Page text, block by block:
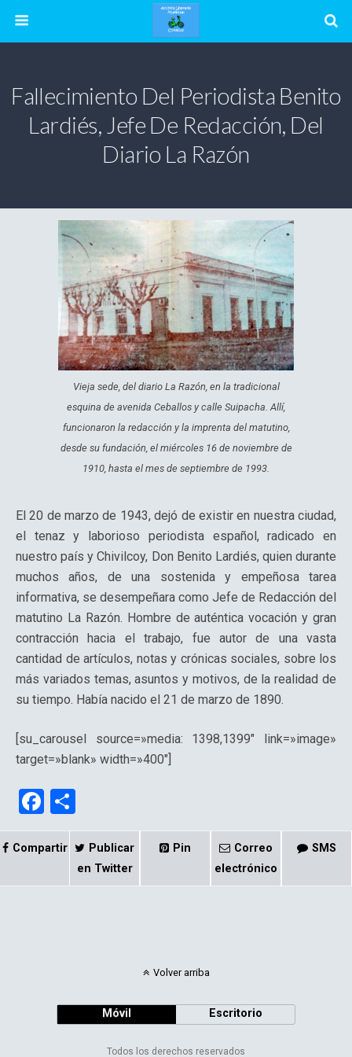
Fallecimiento Del Periodista Benito
Lardiés, Jefe De Redacción, Del
Diario La Razón
Vieja sede, del diario La Razón, en la tradicional
esquina de avenida Ceballos y calle Suipacha. Allí,
funcionaron la redacción y la imprenta del matutino,
desde su fundación, el miércoles 16 de noviembre de
1910, hasta el mes de septiembre de 1993.
El 20 de marzo de 1943, dejó de existir en nuestra ciudad,
el tenaz y laborioso periodista español, radicado en
nuestro país y Chivilcoy, Don Benito Lardiés, quien durante
muchos años, de una sostenida y empeñosa tarea
informativa, se desempeñara como Jefe de Redacción del
matutino La Razón. Hombre de auténtica vocación y gran
contracción hacia el trabajo, fue autor de una vasta
cantidad de artículos, notas y crónicas sociales, sobre los
más variados temas, asuntos y motivos, de la realidad de
su tiempo. Había nacido el 21 de marzo de 1890.
[su_carousel source=»media: 1398,1399″ link=»image»
target=»blank» width=»400″]
F
a
ce
o
m
p
Compartir
Publicar
en Twitter
Pin
Correo
electrónico
SMS
Volver arriba
Móvil Escritorio
Todos los derechos reservados